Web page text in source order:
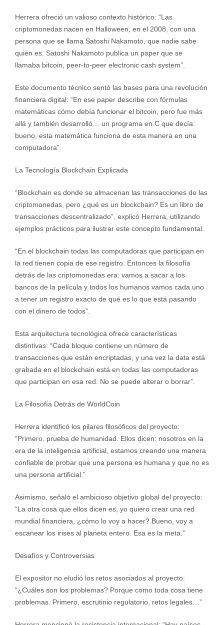
Herrera ofreció un valioso contexto histórico: “Las
criptomonedas nacen en Halloween, en el 2008, con una
persona que se llama Satoshi Nakamoto, que nadie sabe
quién es. Satoshi Nakamoto publica un paper que se
llamaba bitcoin, peer-to-peer electronic cash system”.
Este documento técnico sentó las bases para una revolución
financiera digital: “En ese paper describe con fórmulas
matemáticas cómo debía funcionar el bitcoin, pero fue más
allá y también desarrolló… un programa en C que decía:
bueno, esta matemática funciona de esta manera en una
computadora”.
La Tecnología Blockchain Explicada
“Blockchain es donde se almacenan las transacciones de las
criptomonedas, pero ¿qué es un blockchain? Es un libro de
transacciones descentralizado”, explicó Herrera, utilizando
ejemplos prácticos para ilustrar este concepto fundamental.
“En el blockchain todas las computadoras que participan en
la red tienen copia de ese registro. Entonces la filosofía
detrás de las criptomonedas era: vamos a sacar a los
bancos de la película y todos los humanos vamos cada uno
a tener un registro exacto de qué es lo que está pasando
con el dinero de todos”.
Esta arquitectura tecnológica ofrece características
distintivas: “Cada bloque contiene un número de
transacciones que están encriptadas, y una vez la data está
grabada en el blockchain está en todas las computadoras
que participan en esa red. No se puede alterar o borrar”.
La Filosofía Detrás de WorldCoin
Herrera identificó los pilares filosóficos del proyecto:
“Primero, prueba de humanidad. Ellos dicen: nosotros en la
era de la inteligencia artificial, estamos creando una manera
confiable de probar que una persona es humana y que no es
una persona artificial.”
Asimismo, señaló el ambicioso objetivo global del proyecto:
“La otra cosa que ellos dicen es, yo quiero crear una red
mundial financiera, ¿cómo lo voy a hacer? Bueno, voy a
escanear los irises al planeta entero. Esa es la meta.”
Desafíos y Controversias
El expositor no eludió los retos asociados al proyecto:
“¿Cuáles son los problemas? Porque como toda cosa tiene
problemas. Primero, escrutinio regulatorio, retos legales…”